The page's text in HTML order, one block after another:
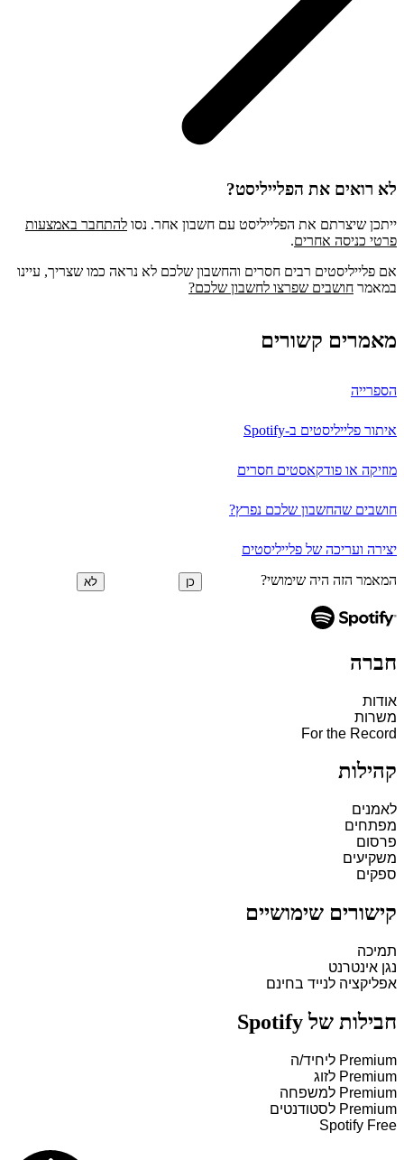
לא רואים את הפלייליסט?
ייתכן שיצרתם את הפלייליסט עם חשבון אחר. נסו להתחבר באמצעות
פרטי כניסה אחרים.
אם פלייליסטים רבים חסרים והחשבון שלכם לא נראה כמו שצריך, עיינו
במאמר חושבים שפרצו לחשבון שלכם?
מאמרים קשורים
הספרייה
איתור פלייליסטים ב-Spotify
מוזיקה או פודקאסטים חסרים
חושבים שהחשבון שלכם נפרץ?
יצירה ועריכה של פלייליסטים
המאמר הזה היה שימושי? כן לא
חברה
אודות
משרות
For the Record
קהילות
לאמנים
מפתחים
פרסום
משקיעים
ספקים
קישורים שימושיים
תמיכה
נגן אינטרנט
אפליקציה לנייד בחינם
חבילות של Spotify
Premium ליחיד/ה
Premium לזוג
Premium למשפחה
Premium לסטודנטים
Spotify Free